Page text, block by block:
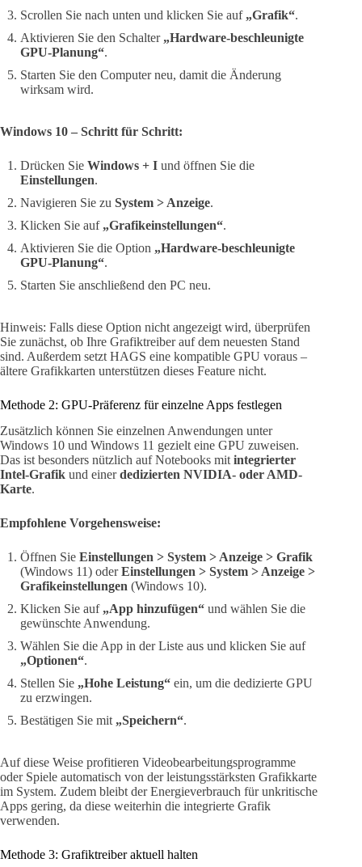
Scrollen Sie nach unten und klicken Sie auf „Grafik“.
Aktivieren Sie den Schalter „Hardware-beschleunigte
GPU-Planung“.
Starten Sie den Computer neu, damit die Änderung
wirksam wird.
Windows 10 – Schritt für Schritt:
Drücken Sie Windows + I und öffnen Sie die
Einstellungen.
Navigieren Sie zu System > Anzeige.
Klicken Sie auf „Grafikeinstellungen“.
Aktivieren Sie die Option „Hardware-beschleunigte
GPU-Planung“.
Starten Sie anschließend den PC neu.
Hinweis: Falls diese Option nicht angezeigt wird, überprüfen
Sie zunächst, ob Ihre Grafiktreiber auf dem neuesten Stand
sind. Außerdem setzt HAGS eine kompatible GPU voraus –
ältere Grafikkarten unterstützen dieses Feature nicht.
Methode 2: GPU-Präferenz für einzelne Apps festlegen
Zusätzlich können Sie einzelnen Anwendungen unter
Windows 10 und Windows 11 gezielt eine GPU zuweisen.
Das ist besonders nützlich auf Notebooks mit integrierter
Intel-Grafik und einerdedizierten NVIDIA- oder AMD-
Karte.
Empfohlene Vorgehensweise:
Öffnen Sie Einstellungen > System > Anzeige > Grafik
(Windows 11) oderEinstellungen > System > Anzeige >
Grafikeinstellungen (Windows 10).
Klicken Sie auf „App hinzufügen“ und wählen Sie die
gewünschte Anwendung.
Wählen Sie die App in der Liste aus und klicken Sie auf
„Optionen“.
Stellen Sie „Hohe Leistung“ ein, um die dedizierte GPU
zu erzwingen.
Bestätigen Sie mit „Speichern“.
Auf diese Weise profitieren Videobearbeitungsprogramme
oder Spiele automatisch von der leistungsstärksten Grafikkarte
im System. Zudem bleibt der Energieverbrauch für unkritische
Apps gering, da diese weiterhin die integrierte Grafik
verwenden.
Methode 3: Grafiktreiber aktuell halten